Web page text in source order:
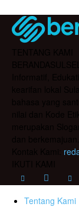
Tentang Kami